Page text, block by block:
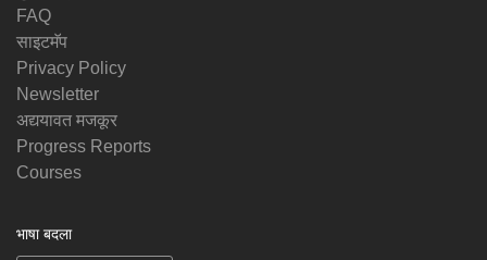
FAQ
साइटमॅप
Privacy Policy
Newsletter
अद्ययावत मजकूर
Progress Reports
Courses
भाषा बदला